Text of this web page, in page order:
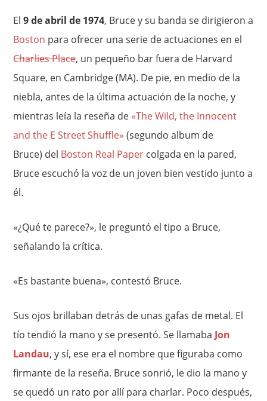
El9 de abril de 1974, Bruce y su banda se dirigieron a
Boston para ofrecer una serie de actuaciones en el
Charlies Place, un pequeño bar fuera de Harvard
Square, en Cambridge (MA). De pie, en medio de la
niebla, antes de la última actuación de la noche, y
mientras leía la reseña de «The Wild, the Innocent
and the E Street Shuffle»(segundo album de
Bruce) del Boston Real Paper colgada en la pared,
Bruce escuchó la voz de un joven bien vestido junto a
él.
«¿Qué te parece?», le preguntó el tipo a Bruce,
señalando la crítica.
«Es bastante buena», contestó Bruce.
Sus ojos brillaban detrás de unas gafas de metal. El
tío tendió la mano y se presentó. Se llamaba Jon
Landau, y sí, ese era el nombre que figuraba como
firmante de la reseña. Bruce sonrió, le dio la mano y
se quedó un rato por allí para charlar. Poco después,